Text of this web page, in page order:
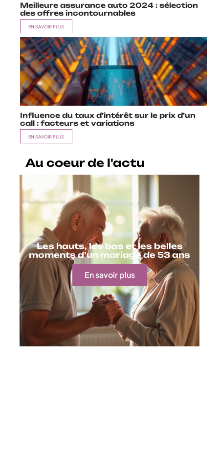
Meilleure assurance auto 2024 : sélection
des offres incontournables
EN SAVOIR PLUS
Influence du taux d’intérêt sur le prix d’un
call : facteurs et variations
EN SAVOIR PLUS
Au coeur de l'actu
Les hauts, les bas et les belles
moments d’un mariage de 53 ans
En savoir plus